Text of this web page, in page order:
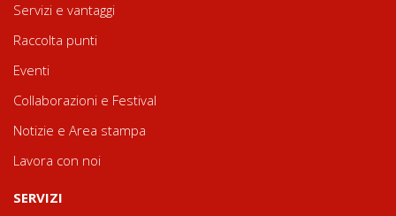
Servizi e vantaggi
Raccolta punti
Eventi
Collaborazioni e Festival
Notizie e Area stampa
Lavora con noi
SERVIZI